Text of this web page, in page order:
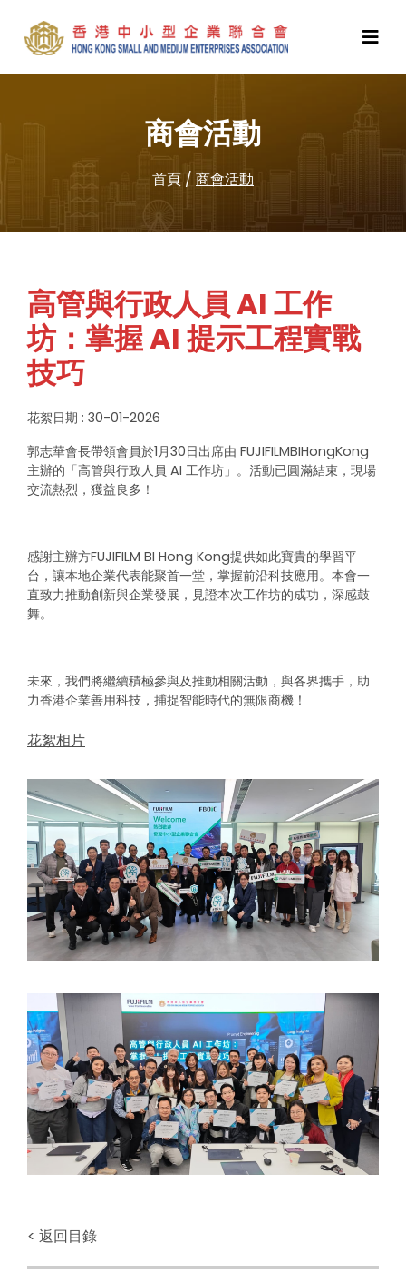
商會活動
首頁/ 商會活動
高管與行政人員 AI 工作
坊：掌握 AI 提示工程實戰
技巧
花絮日期 : 30-01-2026
郭志華會長帶領會員於1月30日出席由 FUJIFILMBIHongKong
主辦的「高管與行政人員 AI 工作坊」。活動已圓滿結束，現場
交流熱烈，獲益良多！
感謝主辦方FUJIFILM BI Hong Kong提供如此寶貴的學習平
台，讓本地企業代表能聚首一堂，掌握前沿科技應用。本會一
直致力推動創新與企業發展，見證本次工作坊的成功，深感鼓
舞。
未來，我們將繼續積極參與及推動相關活動，與各界攜手，助
力香港企業善用科技，捕捉智能時代的無限商機！
花絮相片
< 返回目錄